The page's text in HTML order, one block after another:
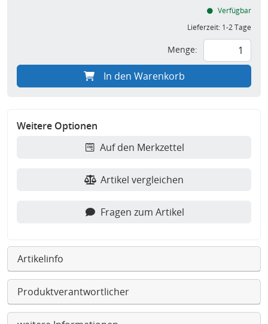
Verfügbar
Lieferzeit: 1-2 Tage
Menge:
In den Warenkorb
Weitere Optionen
Auf den Merkzettel
Artikel vergleichen
Fragen zum Artikel
Artikelinfo
Produktverantwortlicher